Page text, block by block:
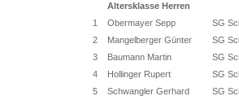
Altersklasse Herren
1
Obermayer Sepp
SG
2
Mangelberger Günter
SG
3
Baumann Martin
SG
4
Hollinger Rupert
SG
5
Schwangler Gerhard SG